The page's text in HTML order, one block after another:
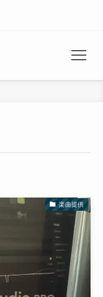
楽曲提供